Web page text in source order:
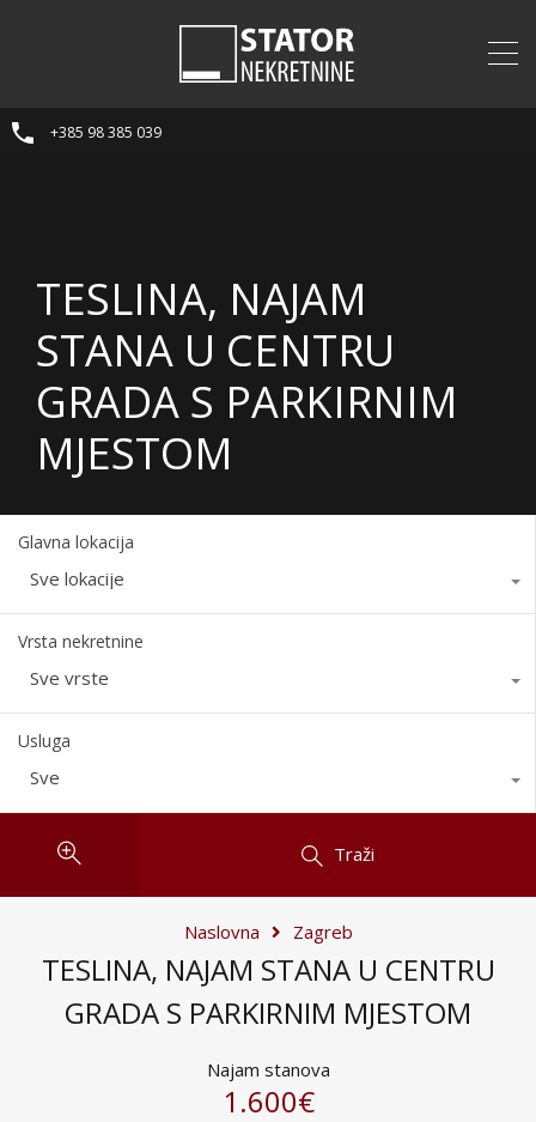
+385 98 385 039
TESLINA, NAJAM
STANA U CENTRU
GRADA S PARKIRNIM
MJESTOM
Glavna lokacija
Sve lokacije
Vrsta nekretnine
Sve vrste
Usluga
Sve
Traži
Naslovna Zagreb
TESLINA, NAJAM STANA U CENTRU
GRADA S PARKIRNIM MJESTOM
Najam stanova
1.600€